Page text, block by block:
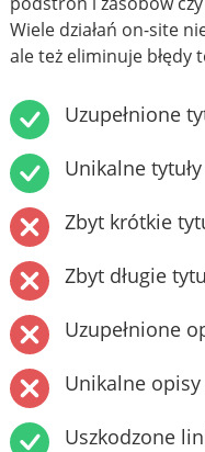
Wiele działań on-site
ale też eliminuje błędy
Uzupełnione
Unikalne
Zbyt krótkie
Zbyt długie
Uzupełnione
Unikalne
Uszkodzone